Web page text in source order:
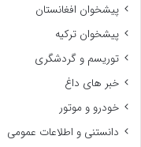
پیشخوان افغانستان
پیشخوان ترکیه
توریسم و گردشگری
خبر های داغ
خودرو و موتور
دانستنی و اطلاعات عمومی